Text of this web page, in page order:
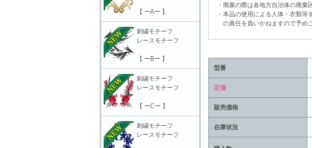
・廃棄の際は各地方自治体の廃棄
・本品の使用による人体・衣類等
の責任を負いかねますので予めご
型番
定価
販売価格
在庫状況
【 ーAー 】
刺繍モチーフ
レースモチーフ
【 ーBー 】
刺繍モチーフ
レースモチーフ
【 ーCー 】
刺繍モチーフ
レースモチーフ